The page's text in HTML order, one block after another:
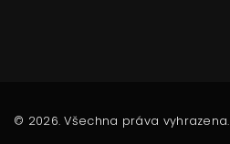
© 2026. Všechna práva vyhrazena.